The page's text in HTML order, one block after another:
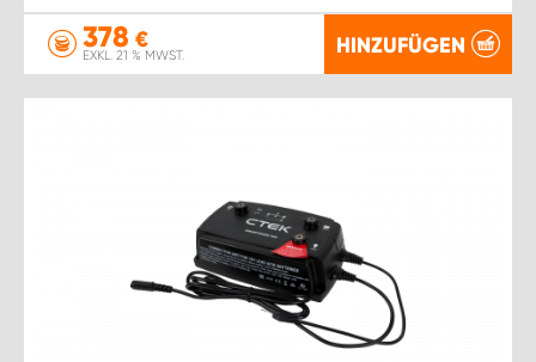
378 €
EXKL. 21 % MWST. HINZUFÜGEN